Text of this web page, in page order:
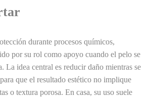
durante procesos químicos,
por su rol como apoyo cuando el pelo se
La idea central es reducir daño mientras se
que el resultado estético no implique
o textura porosa. En casa, su uso suele